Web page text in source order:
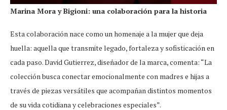
Marina Mora y Bigioni: una colaboración para la historia
Esta colaboración nace como un homenaje a la mujer que deja
huella: aquella que transmite legado, fortaleza y sofisticación en
cada paso. David Gutierrez, diseñador de la marca, comenta: “La
colección busca conectar emocionalmente con madres e hijas a
través de piezas versátiles que acompañan distintos momentos
de su vida cotidiana y celebraciones especiales”.